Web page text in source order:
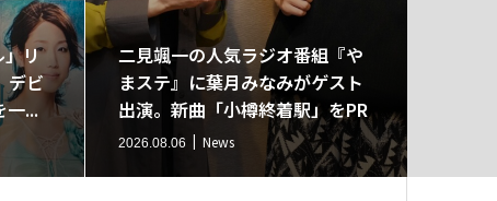
リ
デビ
一...
二見颯一の人気ラジオ番組『や
まステ』に葉月みなみがゲスト
出演。新曲「小樽終着駅」をPR
2026.08.06 News